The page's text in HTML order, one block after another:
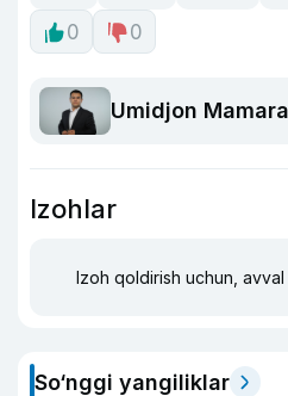
0
0
Umidjon
Izohlar
Izoh qoldirish uchun, avval
So‘nggi yangiliklar